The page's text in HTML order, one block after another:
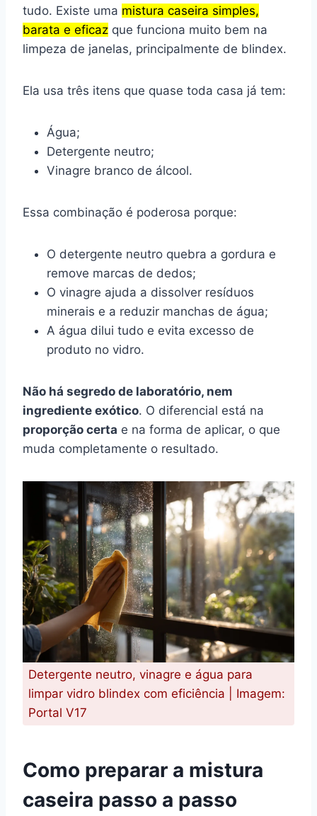
tudo. Existe uma mistura caseira simples,
barata e eficaz que funciona muito bem na
limpeza de janelas, principalmente de blindex.
Ela usa três itens que quase toda casa já tem:
Água;
Detergente neutro;
Vinagre branco de álcool.
Essa combinação é poderosa porque:
O detergente neutro quebra a gordura e
remove marcas de dedos;
O vinagre ajuda a dissolver resíduos
minerais e a reduzir manchas de água;
A água dilui tudo e evita excesso de
produto no vidro.
Não há segredo de laboratório, nem
ingrediente exótico. O diferencial está na
proporção certa e na forma de aplicar, o que
muda completamente o resultado.
Detergente neutro, vinagre e água para
limpar vidro blindex com eficiência | Imagem:
Portal V17
Como preparar a mistura
caseira passo a passo